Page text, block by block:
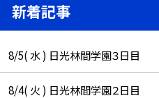
新着記事
8/5( 水 ) 日光林間学園３日目
8/4( 火 ) 日光林間学園２日目